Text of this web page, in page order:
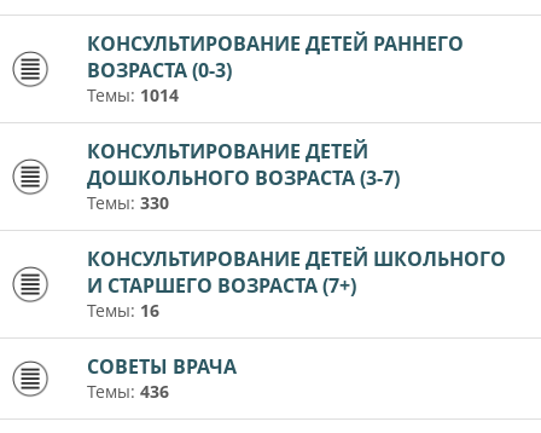
КОНСУЛЬТИРОВАНИЕ ДЕТЕЙ РАННЕГО
ВОЗРАСТА (0-3)
Темы: 1014
КОНСУЛЬТИРОВАНИЕ ДЕТЕЙ
ДОШКОЛЬНОГО ВОЗРАСТА (3-7)
Темы: 330
КОНСУЛЬТИРОВАНИЕ ДЕТЕЙ ШКОЛЬНОГО
И СТАРШЕГО ВОЗРАСТА (7+)
Темы: 16
СОВЕТЫ ВРАЧА
Темы: 436